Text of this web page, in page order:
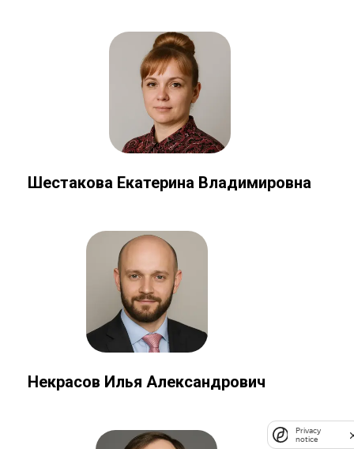
Шестакова Екатерина Владимировна
Некрасов Илья Александрович
Privacy
notice